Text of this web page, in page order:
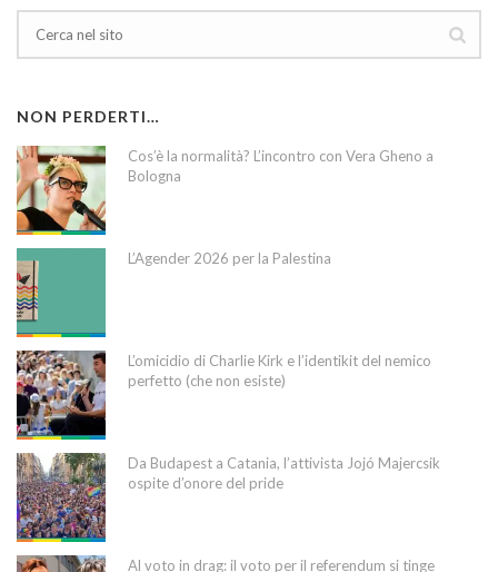
NON PERDERTI…
Cos’è la normalità? L’incontro con Vera Gheno a
Bologna
L’Agender 2026 per la Palestina
L’omicidio di Charlie Kirk e l’identikit del nemico
perfetto (che non esiste)
Da Budapest a Catania, l’attivista Jojó Majercsik
ospite d’onore del pride
Al voto in drag: il voto per il referendum si tinge